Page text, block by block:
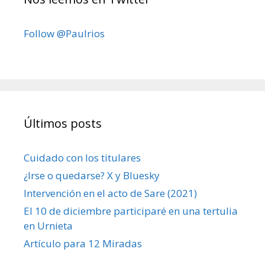
Follow @Paulrios
Últimos posts
Cuidado con los titulares
¿Irse o quedarse? X y Bluesky
Intervención en el acto de Sare (2021)
El 10 de diciembre participaré en una tertulia
en Urnieta
Artículo para 12 Miradas